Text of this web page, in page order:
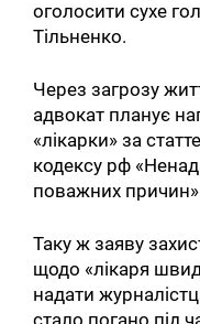
оголосити сухе
Тільненко.
Через загрозу
адвокат планує
«лікарки» за
кодексу рф
поважних
Таку ж заяву
щодо «лікаря
надати
стало погано під